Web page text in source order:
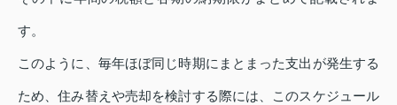
す。
このように、毎年ほぼ同じ時期にまとまった支出が発生する
ため、住み替えや売却を検討する際には、このスケジュール